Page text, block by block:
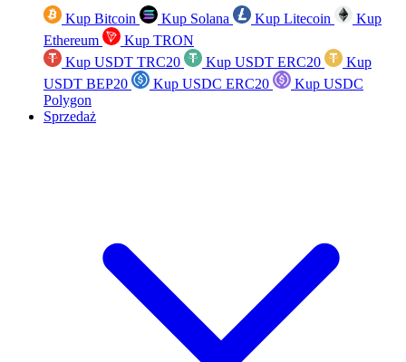
Kup Bitcoin Kup Solana Kup Litecoin
Kup
Ethereum
Kup TRON
Kup USDT TRC20
Kup USDT ERC20
Kup
USDT BEP20
Kup USDC ERC20
Kup USDC
Polygon
Sprzedaż